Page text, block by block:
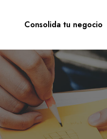
Consolida tu negocio